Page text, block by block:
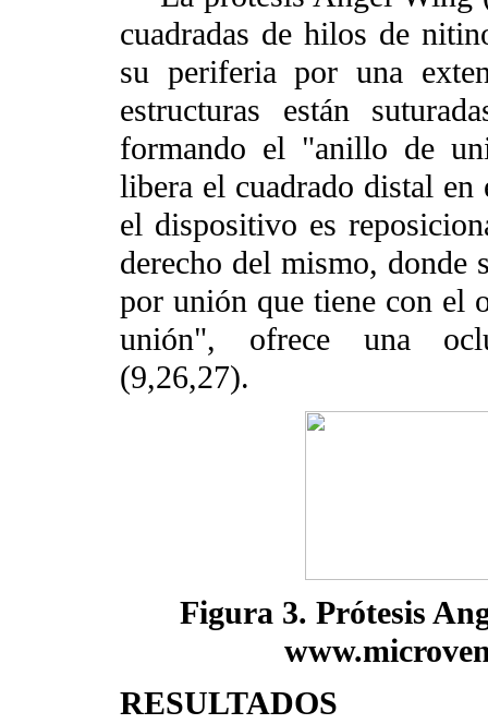
cuadradas de hilos de
su periferia por una
estructuras están
formando el "anillo de
libera el cuadrado distal
el dispositivo es
derecho del mismo, donde
por unión que tiene con el
unión", ofrece una
(9,26,27).
Figura 3. Prótesis
RESULTADOS